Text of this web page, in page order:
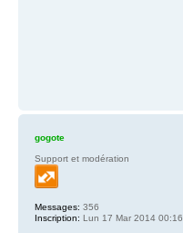
gogote
Support et modération
Messages: 356
Inscription: Lun 17 Mar 2014 00:16